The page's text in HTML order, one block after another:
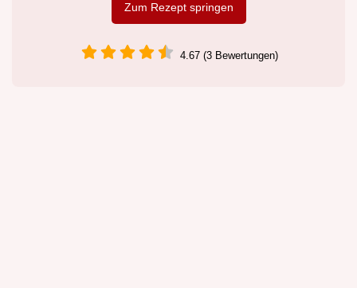
Zum Rezept springen
4.67 (3 Bewertungen)